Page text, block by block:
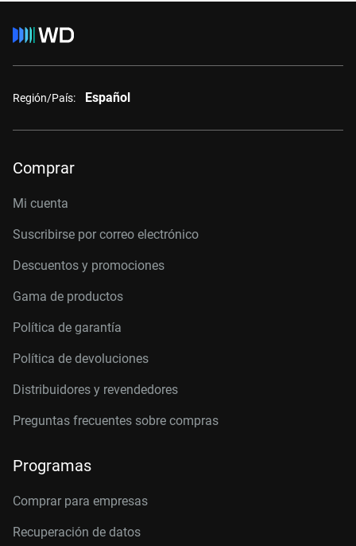
Región/País: Español
Comprar
Mi cuenta
Suscribirse por correo electrónico
Descuentos y promociones
Gama de productos
Política de garantía
Política de devoluciones
Distribuidores y revendedores
Preguntas frecuentes sobre compras
Programas
Comprar para empresas
Recuperación de datos